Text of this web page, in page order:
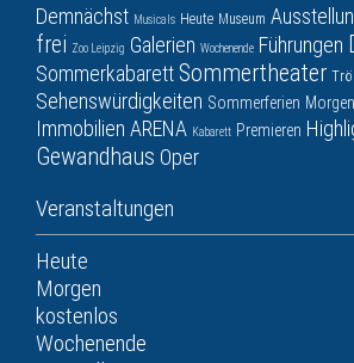
Demnächst Musicals Heute Museum
frei Zoo Leipzig Galerien Wochenende Führungen
SommerkabarettSommertheater
Sehenswürdigkeiten Sommerferien Morgen
Immobilien ARENA Kabarett Premieren
Gewandhaus Oper
Veranstaltungen
Heute
Morgen
kostenlos
Wochenende